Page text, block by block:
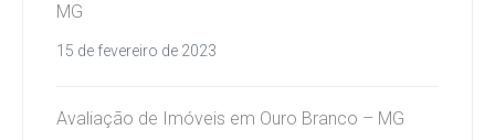
MG
15 de fevereiro de 2023
Avaliação de Imóveis em Ouro Branco – MG